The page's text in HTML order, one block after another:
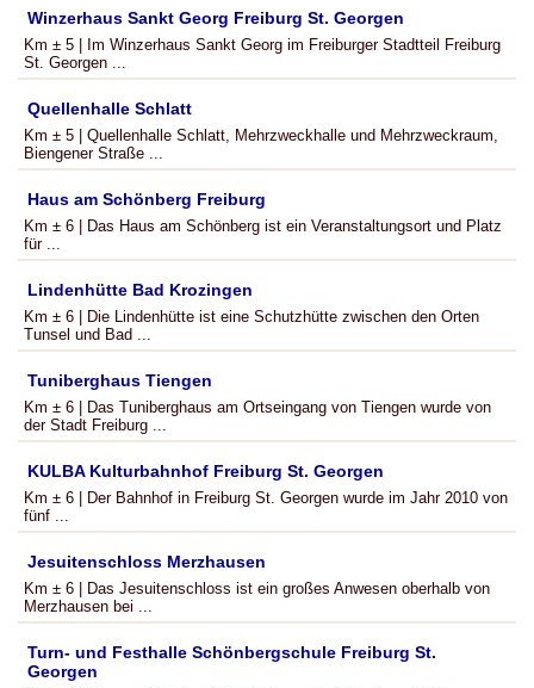
Winzerhaus Sankt Georg Freiburg St. Georgen
Km ± 5 | Im Winzerhaus Sankt Georg im Freiburger Stadtteil Freiburg
St. Georgen ...
Quellenhalle Schlatt
Km ± 5 | Quellenhalle Schlatt, Mehrzweckhalle und Mehrzweckraum,
Biengener Straße ...
Haus am Schönberg Freiburg
Km ± 6 | Das Haus am Schönberg ist ein Veranstaltungsort und Platz
für ...
Lindenhütte Bad Krozingen
Km ± 6 | Die Lindenhütte ist eine Schutzhütte zwischen den Orten
Tunsel und Bad ...
Tuniberghaus Tiengen
Km ± 6 | Das Tuniberghaus am Ortseingang von Tiengen wurde von
der Stadt Freiburg ...
KULBA Kulturbahnhof Freiburg St. Georgen
Km ± 6 | Der Bahnhof in Freiburg St. Georgen wurde im Jahr 2010 von
fünf ...
Jesuitenschloss Merzhausen
Km ± 6 | Das Jesuitenschloss ist ein großes Anwesen oberhalb von
Merzhausen bei ...
Turn- und Festhalle Schönbergschule Freiburg St.
Georgen